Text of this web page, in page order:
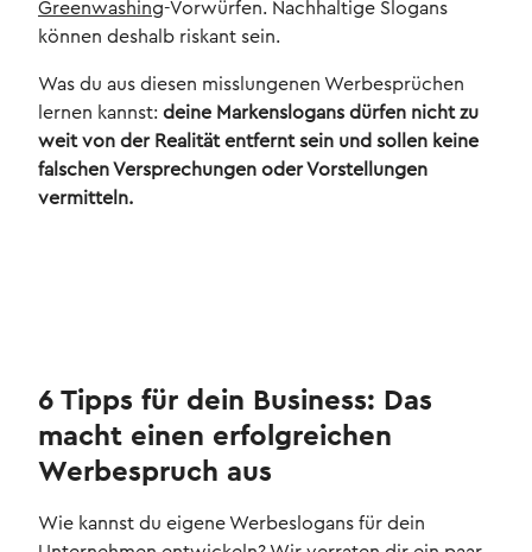
Greenwashing-Vorwürfen. Nachhaltige Slogans
können deshalb riskant sein.
Was du aus diesen misslungenen Werbesprüchen
lernen kannst: deine Markenslogans dürfen nicht zu
weit von der Realität entfernt sein und sollen keine
falschen Versprechungen oder Vorstellungen
vermitteln.
6 Tipps für dein Business: Das
macht einen erfolgreichen
Werbespruch aus
Wie kannst du eigene Werbeslogans für dein